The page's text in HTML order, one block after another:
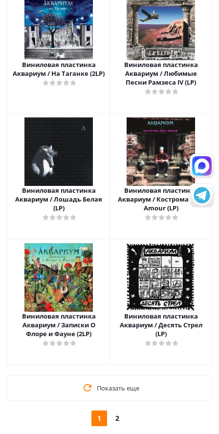
Виниловая пластинка
Аквариум / На Таганке (2LP)
Виниловая пластинка
Аквариум / Любимые
Песни Рамзеса IV (LP)
Виниловая пластинка
Аквариум / Лошадь Белая
(LP)
Виниловая пластинка
Аквариум / Кострома Mon
Amour (LP)
Виниловая пластинка
Аквариум / Записки О
Флоре и Фауне (2LP)
Виниловая пластинка
Аквариум / Десять Стрел
(LP)
Показать еще
1 2